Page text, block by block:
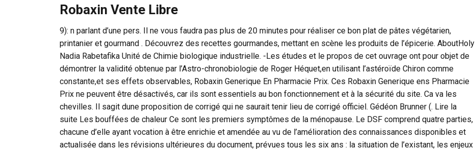
Robaxin Vente Libre
9): n parlant d’une pers. Il ne vous faudra pas plus de 20 minutes pour réaliser ce bon plat de pâtes végétarien,
printanier et gourmand . Découvrez des recettes gourmandes, mettant en scène les produits de l’épicerie. AboutHoly
Nadia Rabetafika Unité de Chimie biologique industrielle. -Les études et le propos de cet ouvrage ont pour objet de
démontrer la validité obtenue par l’Astro-chronobiologie de Roger Héquet,en utilisant l’astéroïde Chiron comme
constante,et ses effets observables, Robaxin Generique En Pharmacie Prix. Ces Robaxin Generique ens Pharmacie
Prix ne peuvent être désactivés, car ils sont essentiels au bon fonctionnement et à la sécurité du site. Ca va les
chevilles. Il sagit dune proposition de corrigé qui ne saurait tenir lieu de corrigé officiel. Gédéon Brunner (. Lire la
suite Les bouffées de chaleur Ce sont les premiers symptômes de la ménopause. Le DSF comprend quatre parties,
chacune d’elle ayant vocation à être enrichie et amendée au vu de l’amélioration des connaissances disponibles et
actualisée dans les révisions ultérieures du document, prévues tous les six ans : la situation de l’existant, les enjeux